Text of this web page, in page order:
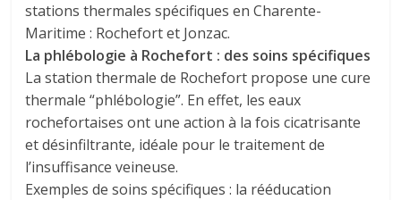
stations thermales spécifiques en Charente-
Maritime : Rochefort et Jonzac.
La phlébologie à Rochefort : des soins spécifiques
La station thermale de Rochefort propose une cure
thermale “phlébologie”. En effet, les eaux
rochefortaises ont une action à la fois cicatrisante
et désinfiltrante, idéale pour le traitement de
l’insuffisance veineuse.
Exemples de soins spécifiques : la rééducation